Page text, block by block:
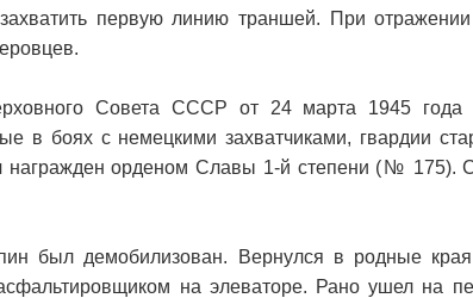
первую линию траншей. При отражении
Совета СССР от 24 марта 1945 года
в боях с немецкими захватчиками, гвардии
награжден орденом Славы 1-й степени (№ 175).
был демобилизован. Вернулся в родные
на элеваторе. Рано ушел на